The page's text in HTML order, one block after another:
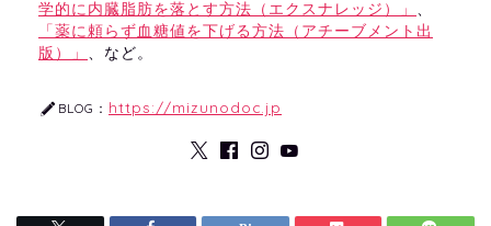
学的に内臓脂肪を落とす方法（エクスナレッジ）」 、
「薬に頼らず血糖値を下げる方法（アチーブメント出
版）」 、など。
BLOG： https://mizunodoc.jp